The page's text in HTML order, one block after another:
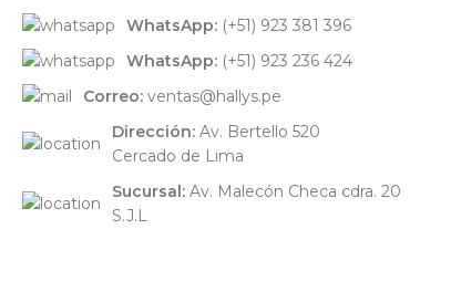
WhatsApp: (+51) 923 381 396
WhatsApp: (+51) 923 236 424
Correo: ventas@hallys.pe
Dirección: Av. Bertello 520
Cercado de Lima
Sucursal: Av. Malecón Checa cdra. 20
S.J.L